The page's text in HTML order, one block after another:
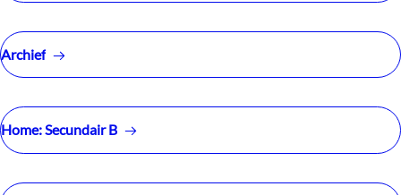
Archief
Home: Secundair B